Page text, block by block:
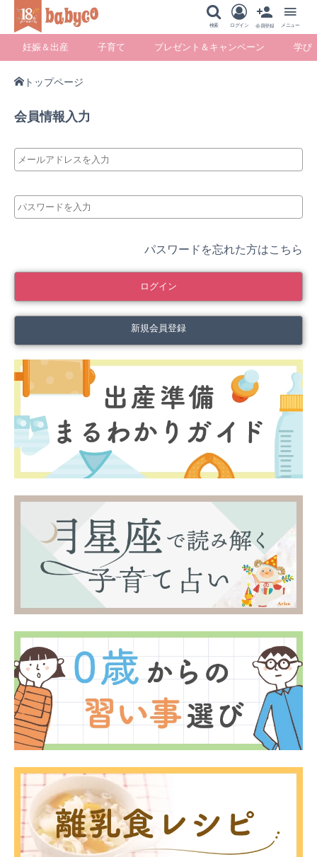
検索 ログイン 会員登録 メニュー
妊娠＆出産 子育て プレゼント＆キャンペーン 学び
トップページ
会員情報入力
パスワードを忘れた方はこちら
ログイン
新規会員登録